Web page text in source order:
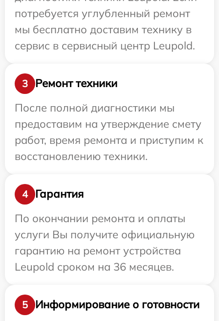
потребуется углубленный ремонт
мы бесплатно доставим технику в
сервис в сервисный центр Leupold.
3
Ремонт техники
После полной диагностики мы
предоставим на утверждение смету
работ, время ремонта и приступим к
восстановлению техники.
4
Гарантия
По окончании ремонта и оплаты
услуги Вы получите официальную
гарантию на ремонт устройства
Leupold сроком на 36 месяцев.
5
Информирование о готовности